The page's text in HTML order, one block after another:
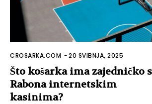
CROSARKA.COM -20 SVIBNJA, 2025
Što košarka ima zajedničko s
Rabona internetskim
kasinima?